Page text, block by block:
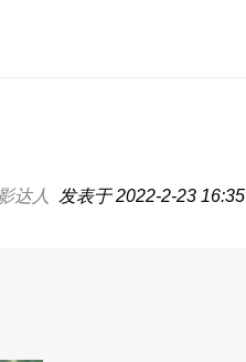
达人 发表于 2022-2-23 16:35